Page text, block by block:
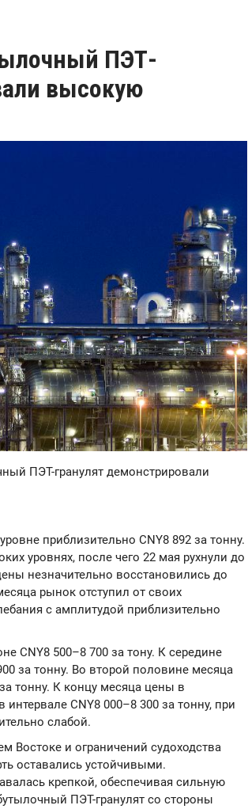
ПЭТ-
высокую
ПЭТ-гранулят демонстрировали
приблизительно CNY8 892 за тонну.
уровнях, после чего 22 мая рухнули до
незначительно восстановились до
рынок отступил от своих
с амплитудой приблизительно
CNY8 500–8 700 за тону. К середине
за тонну. Во второй половине месяца
тонну. К концу месяца цены в
CNY8 000–8 300 за тонну, при
слабой.
Востоке и ограничений судоходства
оставались устойчивыми.
крепкой, обеспечивая сильную
ПЭТ-гранулят со стороны